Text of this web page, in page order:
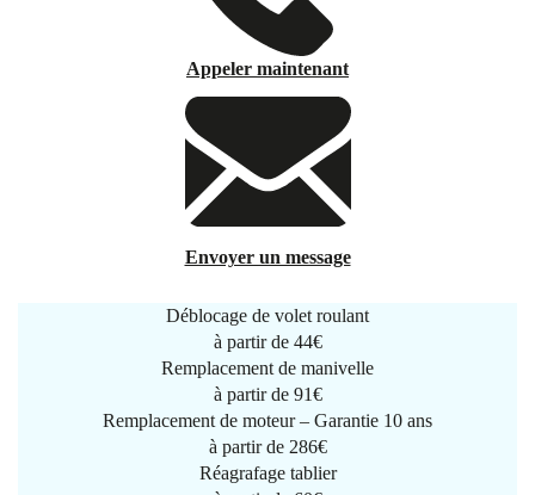
Appeler maintenant
Envoyer un message
Déblocage de volet roulant
à partir de 44€
Remplacement de manivelle
à partir de 91€
Remplacement de moteur – Garantie 10 ans
à partir de 286€
Réagrafage tablier